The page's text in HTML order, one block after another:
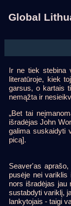
Global
Ir ne tiek stebina
literatūroje, kiek
garsus, o kartais
nemąžta ir
„Bet tai
išradėjas John
galima suskaidyti
picą].
Seaver'as
pusėje nei
nors išradėjas jau
sustabdyti variklį,
lankytojais - taigi